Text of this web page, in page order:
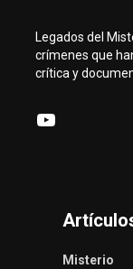
Legados del
crímenes que
crítica y
YouTube
Misterio